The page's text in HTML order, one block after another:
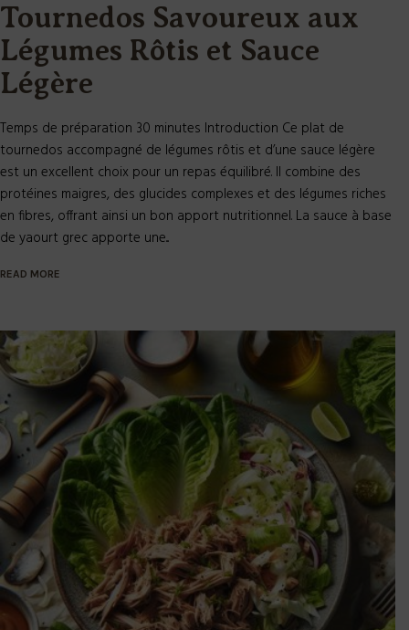
Tournedos Savoureux aux
Légumes Rôtis et Sauce
Légère
Temps de préparation 30 minutes Introduction Ce plat de
tournedos accompagné de légumes rôtis et d’une sauce légère
est un excellent choix pour un repas équilibré. Il combine des
protéines maigres, des glucides complexes et des légumes riches
en fibres, offrant ainsi un bon apport nutritionnel. La sauce à base
de yaourt grec apporte une...
READ MORE